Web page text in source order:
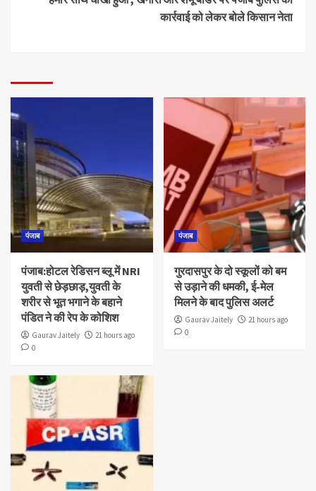
कार्रवाई को लेकर बोले किसान नेता
पंजाब
पंजाब:होटल रेडिसन ब्लू में NRI
युवती से छेड़छाड़,युवती के
शरीर से भूत भगाने के बहाने
पंडित ने की रेप के कोशिश
Gaurav Jaitely
21 hours ago
0
पंजाब
गुरदासपुर के दो स्कूलों को बम
से उड़ाने की धमकी, ई-मेल
मिलने के बाद पुलिस अलर्ट
Gaurav Jaitely
21 hours ago
0